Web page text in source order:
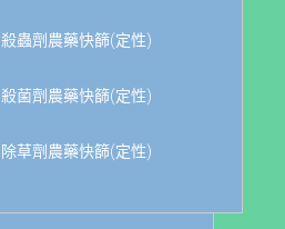
殺蟲劑農藥快篩(定性)
殺菌劑農藥快篩(定性)
除草劑農藥快篩(定性)